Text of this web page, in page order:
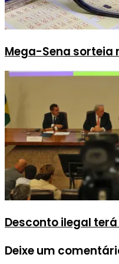
Mega-Sena sorteia
Desconto ilegal
Deixe um